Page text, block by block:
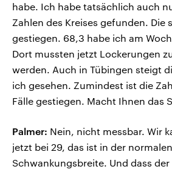
habe. Ich habe tatsächlich auch
Zahlen des Kreises gefunden. Die
gestiegen. 68,3 habe ich am
Dort mussten jetzt Lockerungen
werden. Auch in Tübingen steigt
ich gesehen. Zumindest ist die
Fälle gestiegen. Macht Ihnen das
Palmer: Nein, nicht messbar. Wir
jetzt bei 29, das ist in der normalen
Schwankungsbreite. Und dass der